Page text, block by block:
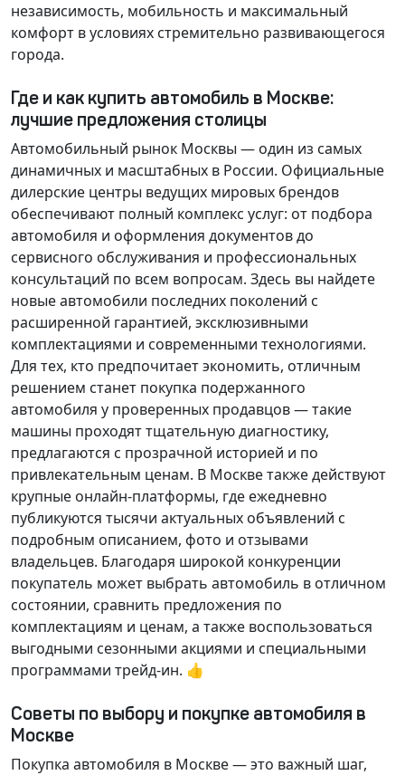
независимость, мобильность и максимальный
комфорт в условиях стремительно развивающегося
города.
Где и как купить автомобиль в Москве:
лучшие предложения столицы
Автомобильный рынок Москвы — один из самых
динамичных и масштабных в России. Официальные
дилерские центры ведущих мировых брендов
обеспечивают полный комплекс услуг: от подбора
автомобиля и оформления документов до
сервисного обслуживания и профессиональных
консультаций по всем вопросам. Здесь вы найдете
новые автомобили последних поколений с
расширенной гарантией, эксклюзивными
комплектациями и современными технологиями.
Для тех, кто предпочитает экономить, отличным
решением станет покупка подержанного
автомобиля у проверенных продавцов — такие
машины проходят тщательную диагностику,
предлагаются с прозрачной историей и по
привлекательным ценам. В Москве также действуют
крупные онлайн-платформы, где ежедневно
публикуются тысячи актуальных объявлений с
подробным описанием, фото и отзывами
владельцев. Благодаря широкой конкуренции
покупатель может выбрать автомобиль в отличном
состоянии, сравнить предложения по
комплектациям и ценам, а также воспользоваться
выгодными сезонными акциями и специальными
программами трейд-ин. 👍
Советы по выбору и покупке автомобиля в
Москве
Покупка автомобиля в Москве — это важный шаг,